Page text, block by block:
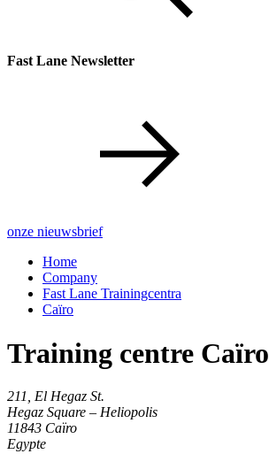
Fast Lane Newsletter
onze nieuwsbrief
Home
Company
Fast Lane Trainingcentra
Caïro
Training centre Caïro
211, El Hegaz St.
Hegaz Square – Heliopolis
11843 Caïro
Egypte